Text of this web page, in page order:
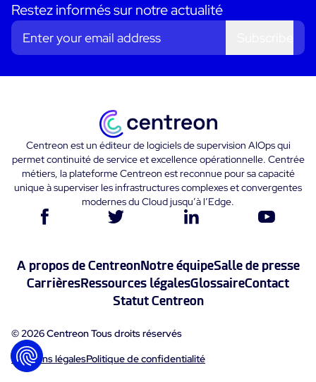
Restez informés sur notre actualité
Centreon est un éditeur de logiciels de supervision AIOps qui
permet continuité de service et excellence opérationnelle. Centrée
métiers, la plateforme Centreon est reconnue pour sa capacité
unique à superviser les infrastructures complexes et convergentes
modernes du Cloud jusqu’à l’Edge.
A propos de CentreonNotre équipeSalle de presse
CarrièresRessources légalesGlossaireContact
Statut Centreon
© 2026 Centreon Tous droits réservés
Mentions légalesPolitique de confidentialité